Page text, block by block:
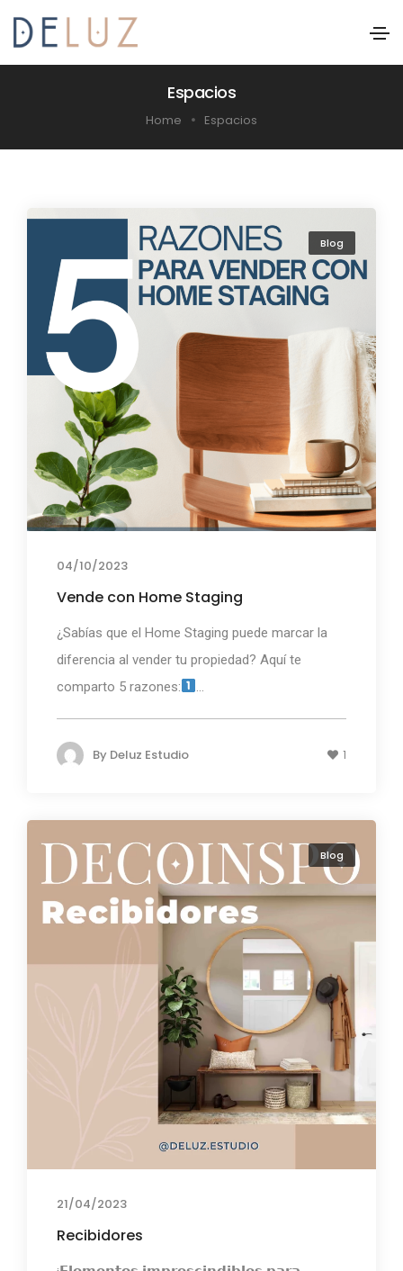
Espacios
Home Espacios
Blog
04/10/2023
Vende con Home Staging
¿Sabías que el Home Staging puede marcar la
diferencia al vender tu propiedad? Aquí te
comparto 5 razones:
...
By Deluz Estudio 1
Blog
21/04/2023
Recibidores